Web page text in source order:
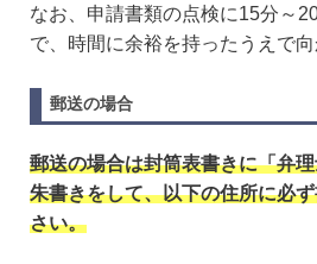
なお、申請書類の点検に15分～
で、時間に余裕を持ったうえで向
郵送の場合
郵送の場合は封筒表書きに「弁
朱書きをして、以下の住所に必
さい。